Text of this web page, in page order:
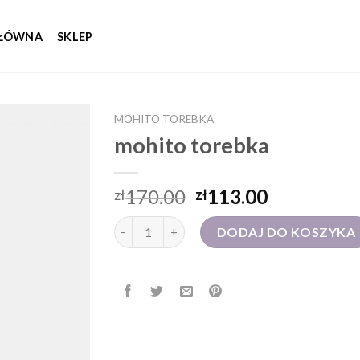
SKLEP
MOHITO TOREBKA
mohito torebka
zł170.00 zł113.00
ilość mohito torebkaDODAJ DO KOSZYKA